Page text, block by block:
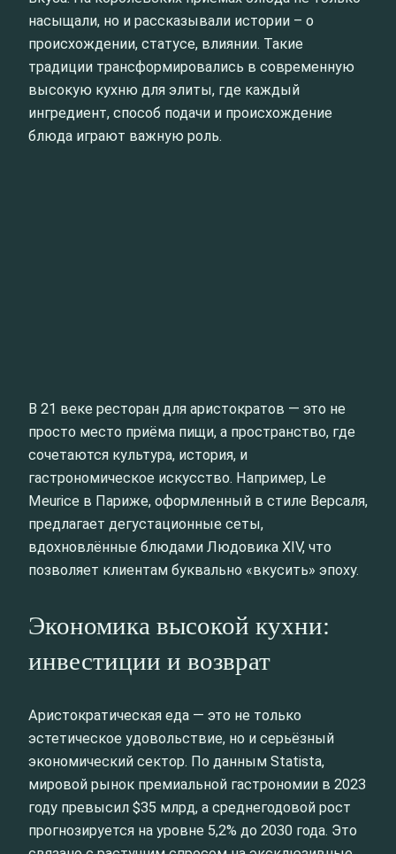
насыщали, но и рассказывали истории – о
происхождении, статусе, влиянии. Такие
традиции трансформировались в современную
высокую кухню для элиты, где каждый
ингредиент, способ подачи и происхождение
блюда играют важную роль.
В 21 веке ресторан для аристократов — это не
просто место приёма пищи, а пространство, где
сочетаются культура, история, и
гастрономическое искусство. Например, Le
Meurice в Париже, оформленный в стиле Версаля,
предлагает дегустационные сеты,
вдохновлённые блюдами Людовика XIV, что
позволяет клиентам буквально «вкусить» эпоху.
Экономика высокой кухни:
инвестиции и возврат
Аристократическая еда — это не только
эстетическое удовольствие, но и серьёзный
экономический сектор. По данным Statista,
мировой рынок премиальной гастрономии в 2023
году превысил $35 млрд, а среднегодовой рост
прогнозируется на уровне 5,2% до 2030 года. Это